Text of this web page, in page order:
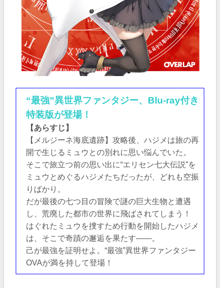
“最強”異世界ファンタジー、Blu-ray付き
特装版が登場！
【あらすじ】
【メルジーネ海底遺跡】攻略後、ハジメは旅の再
開で生じるミュウとの別れに思い悩んでいた。
そこで旅立つ前の思い出に“エリセン七大伝説”を
ミュウとめぐるハジメたちだったが、どれも空振
りばかり。
だが最後の七つ目の冒険で謎の巨大生物と遭遇
し、荒廃した都市の世界に飛ばされてしまう！
はぐれたミュウを捜すため行動を開始したハジメ
は、そこで奇蹟の邂逅を果たす――。
己が最強を証明せよ。“最強”異世界ファンタジー
OVAが満を持して登場！